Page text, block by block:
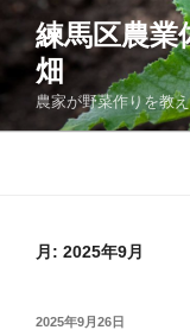
コ
ン
テ
ン
ツ
練馬区農
畑
農家が野菜作りを教
月: 2025年9月
投
2025年9月26日